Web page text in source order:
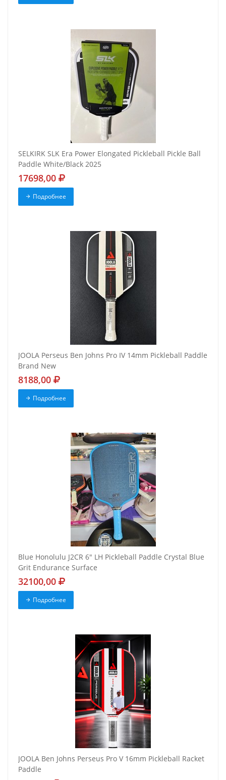
SELKIRK SLK Era Power Elongated Pickleball Pickle Ball
Paddle White/Black 2025
17698,00
Подробнее
JOOLA Perseus Ben Johns Pro IV 14mm Pickleball Paddle
Brand New
8188,00
Подробнее
Blue Honolulu J2CR 6" LH Pickleball Paddle Crystal Blue
Grit Endurance Surface
32100,00
Подробнее
JOOLA Ben Johns Perseus Pro V 16mm Pickleball Racket
Paddle